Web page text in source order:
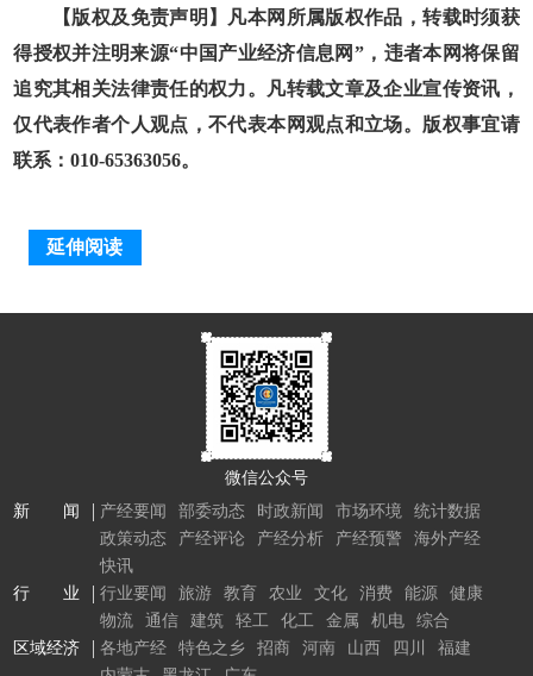
【版权及免责声明】凡本网所属版权作品，转载时须获
得授权并注明来源“中国产业经济信息网”，违者本网将保留
追究其相关法律责任的权力。凡转载文章及企业宣传资讯，
仅代表作者个人观点，不代表本网观点和立场。版权事宜请
联系：010-65363056。
延伸阅读
微信公众号
新 闻
产经要闻 部委动态 时政新闻 市场环境
统计数据
政策动态
产经评论 产经分析 产经预警
海外产经
快讯
行 业
行业要闻 旅游 教育 农业 文化 消费 能源
健康
物流
通信 建筑 轻工 化工 金属 机电
综合
区域经济
各地产经 特色之乡 招商 河南 山西 四川
福建